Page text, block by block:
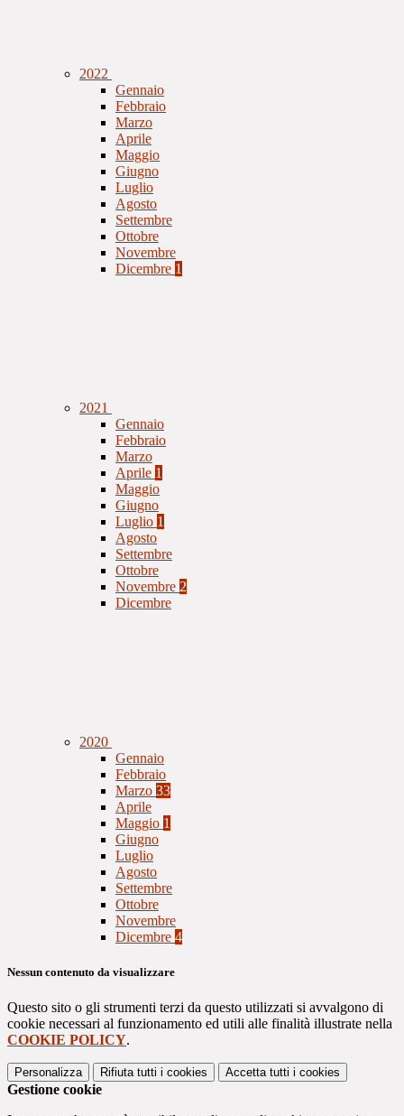
2022
Gennaio
Febbraio
Marzo
Aprile
Maggio
Giugno
Luglio
Agosto
Settembre
Ottobre
Novembre
Dicembre 1
2021
Gennaio
Febbraio
Marzo
Aprile 1
Maggio
Giugno
Luglio 1
Agosto
Settembre
Ottobre
Novembre 2
Dicembre
2020
Gennaio
Febbraio
Marzo 33
Aprile
Maggio 1
Giugno
Luglio
Agosto
Settembre
Ottobre
Novembre
Dicembre 4
Nessun contenuto da visualizzare
Questo sito o gli strumenti terzi da questo utilizzati si avvalgono di
cookie necessari al funzionamento ed utili alle finalità illustrate nella
COOKIE POLICY.
Personalizza Rifiuta tutti i cookies Accetta tutti i cookies
Gestione cookie